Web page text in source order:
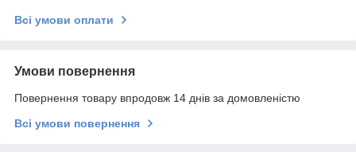
Всі умови оплати
Умови повернення
Повернення товару впродовж 14 днів за домовленістю
Всі умови повернення